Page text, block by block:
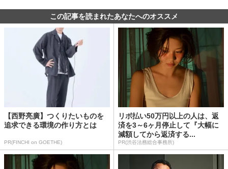
この記事を読まれたあなたへのオススメ
【西野亮廣】つくりたいものを
追求できる環境の作り方とは
PR(FINCHI on GOETHE)
リボ払い50万円以上の人は、返
済を3～6ヶ月停止して『大幅に
減額してから返済する...
PR(渋谷法務総合事務所)